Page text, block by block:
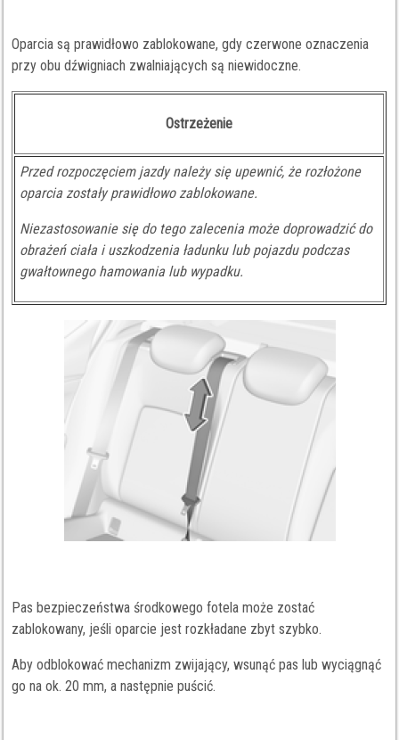
Oparcia są prawidłowo zablokowane, gdy czerwone oznaczenia
przy obu dźwigniach zwalniających są niewidoczne.
Ostrzeżenie
Przed rozpoczęciem jazdy należy się upewnić, że rozłożone
oparcia zostały prawidłowo zablokowane.
Niezastosowanie się do tego zalecenia może doprowadzić do
obrażeń ciała i uszkodzenia ładunku lub pojazdu podczas
gwałtownego hamowania lub wypadku.
Pas bezpieczeństwa środkowego fotela może zostać
zablokowany, jeśli oparcie jest rozkładane zbyt szybko.
Aby odblokować mechanizm zwijający, wsunąć pas lub wyciągnąć
go na ok. 20 mm, a następnie puścić.